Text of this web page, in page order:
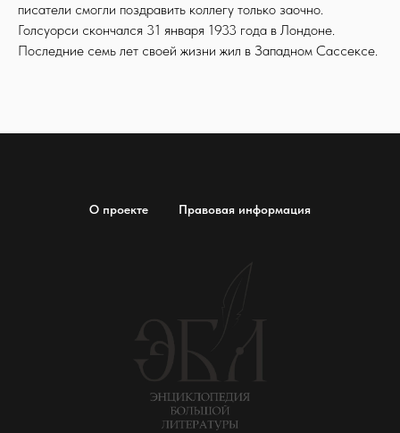
писатели смогли поздравить коллегу только заочно.
Голсуорси скончался 31 января 1933 года в Лондоне.
Последние семь лет своей жизни жил в Западном Сассексе.
О проекте Правовая информация